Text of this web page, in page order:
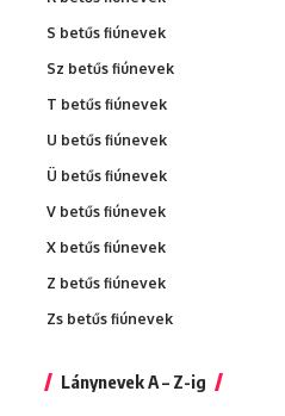
S betűs fiúnevek
Sz betűs fiúnevek
T betűs fiúnevek
U betűs fiúnevek
Ü betűs fiúnevek
V betűs fiúnevek
X betűs fiúnevek
Z betűs fiúnevek
Zs betűs fiúnevek
Lánynevek A – Z-ig